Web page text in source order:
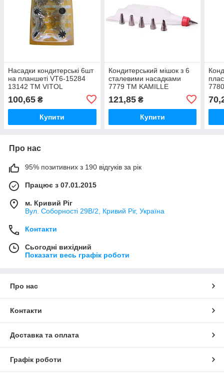
Насадки кондитерські 6шт
на планшеті VT6-15284
13142 ТМ VITOL
100,65 ₴
Купити
Кондитерський мішок з 6
сталевими насадками
7779 ТМ KAMILLE
121,85₴
Купити
Про нас
95% позитивних з 190 відгуків за рік
Працює з 07.01.2015
м. Кривий Ріг
Вул. Соборності 29В/2, Кривий Ріг, Україна
Контакти
Сьогодні вихідний
Показати весь графік роботи
Про нас
Контакти
Доставка та оплата
Графік роботи